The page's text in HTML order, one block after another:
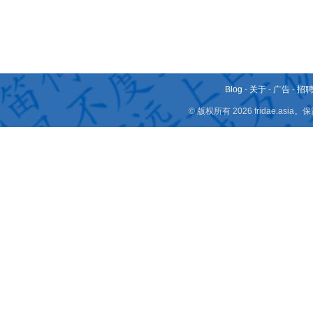
Blog - 关于 - 广告 -招
© 版权所有 2026 fridae.asia。